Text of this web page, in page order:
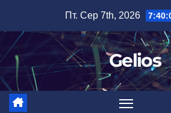
вмісту
Пт. Сер 7th, 2026
Gelios